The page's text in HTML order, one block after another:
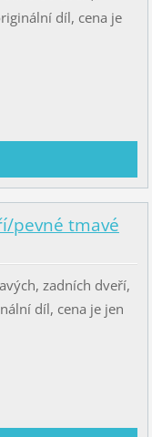
díl, cena je
pevné tmavé
zadních dveří,
díl, cena je jen